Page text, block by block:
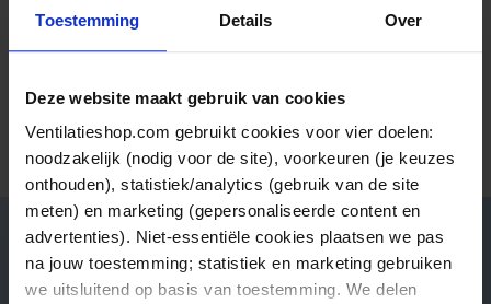
Toestemming Details Over
Deze website maakt gebruik van cookies
Ventilatieshop.com gebruikt cookies voor vier doelen:
noodzakelijk (nodig voor de site), voorkeuren (je keuzes
onthouden), statistiek/analytics (gebruik van de site
meten) en marketing (gepersonaliseerde content en
advertenties). Niet-essentiële cookies plaatsen we pas
na jouw toestemming; statistiek en marketing gebruiken
we uitsluitend op basis van toestemming. We delen
WTW filters bestellen herinneringsservice:
Wilt u zeker weten dat u maximaal profiteert van uw WTW
filtersysteem? U kunt van ons elk half jaar een herinneringsemail
ontvangen zodat u uw filters altijd op tijd controleert en vervangt
Bekijk alle verhalen
Advies nodig van onze specialisten?